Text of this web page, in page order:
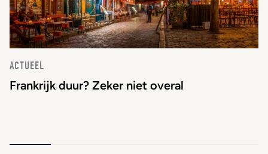
ACTUEEL
Frankrijk duur? Zeker niet overal